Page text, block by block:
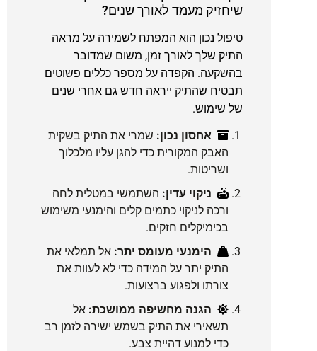
שיחזיק מעמד לאורך שנים?
טיפול נכון הוא המפתח לשמירה על מראה
התיק שלך לאורך זמן, משום שמדובר
בהשקעה. הקפדה על מספר כללים פשוטים
תבטיח שהתיק ייראה חדש גם אחרי שנים
של שימוש.
אחסון נכון: שמרי את התיק בשקית
האבק המקורית כדי להגן עליו מלכלוך
ושריטות.
ניקוי עדין: השתמשי במטלית לחה
ורכה לניקוי כתמים קלים והימנעי משימוש
בכימיקלים חזקים.
הימנעי מעומס יתר: אל תמלאי את
התיק יתר על המידה כדי לא לעוות את
צורתו ולפגוע ברצועות.
הגנה מחשיפה ממושכת: אל
תשאירי את התיק בשמש ישירה לזמן רב
כדי למנוע דהיית צבע.